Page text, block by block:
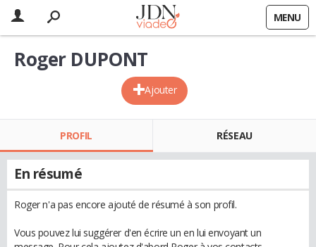
MENU
Ajouter
Roger DUPONT
PROFIL RÉSEAU
En résumé
Roger n'a pas encore ajouté de résumé à son profil.
Vous pouvez lui suggérer d'en écrire un en lui envoyant un